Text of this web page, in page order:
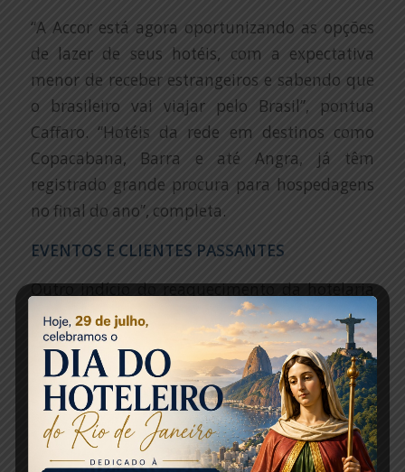
“A Accor está agora oportunizando as opções
de lazer de seus hotéis, com a expectativa
menor de receber estrangeiros e sabendo que
o brasileiro vai viajar pelo Brasil”, pontua
Caffaro. “Hotéis da rede em destinos como
Copacabana, Barra e até Angra, já têm
registrado grande procura para hospedagens
no final do ano”, completa.
EVENTOS E CLIENTES PASSANTES
Outro indício do reaquecimento da hotelaria
na cidade, segundo comenta o executivo da
Accor, está na volta da procura por eventos e
até a realização de alguns encontros
presenciais de pequeno porte e híbridos.
Os que já vêm acontecendo têm uma
característica em comum: trazem hóspedes